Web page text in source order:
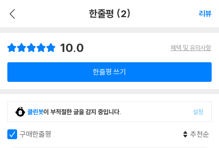
한줄평 (2) 리뷰
10.0 혜택 및 유의사항
한줄평 쓰기
클린봇이 부적절한 글을 감지 중입니다. 설정
구매한줄평 추천순